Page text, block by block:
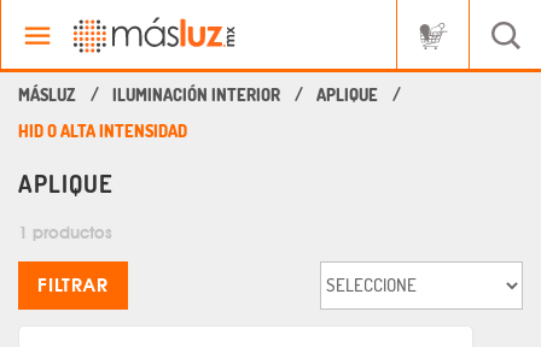
ILUMINACIÓN INTERIOR
APLIQUE
HID O ALTA INTENSIDAD
APLIQUE
1 productos
FILTRAR